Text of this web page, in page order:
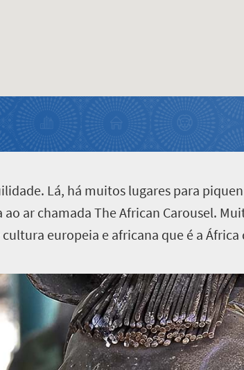
Lá, há muitos lugares para
ar chamada The African Carousel.
europeia e africana que é a África